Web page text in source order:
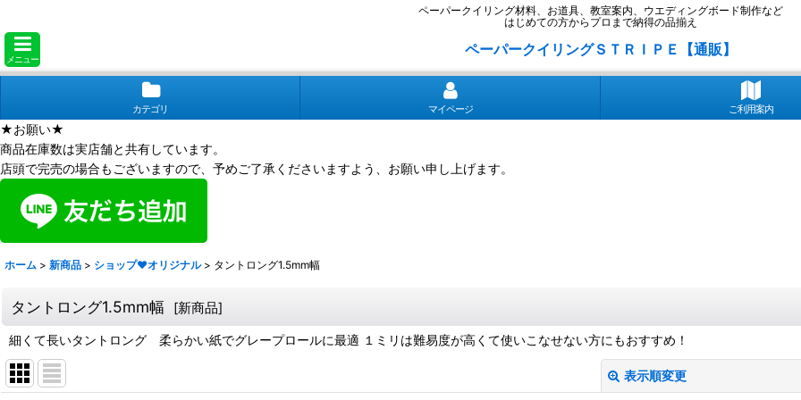
ペーパークイリング材料、お道具、教室案内、ウエディングボード制作など
はじめての方からプロまで納得の品揃え
メニュー
ペーパークイリングＳＴＲＩＰＥ【通販】
カテゴリ マイページ ご利用案内
★お願い★
商品在庫数は実店舗と共有しています。
店頭で完売の場合もございますので、予めご了承くださいますよう、お願い申し上げます。
ホーム > 新商品 > ショップ❤オリジナル > タントロング1.5mm幅
タントロング1.5mm幅 [新商品]
細くて長いタントロング 柔らかい紙でグレープロールに最適 １ミリは難易度が高くて使いこなせない方にもおすすめ！
表示順変更